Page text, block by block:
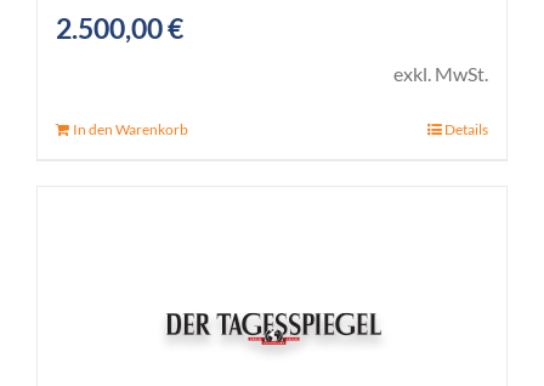
2.500,00€
exkl. MwSt.
In den Warenkorb Details